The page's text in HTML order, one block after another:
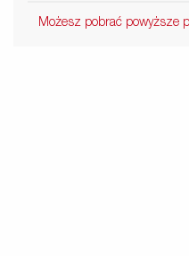
Możesz pobrać powyższe